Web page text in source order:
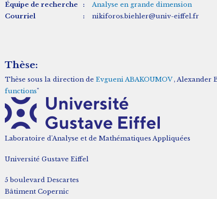
Équipe de recherche
:
Analyse en grande dimension
Courriel
: nikiforos.biehler@univ-eiffel.fr
Thèse:
Thèse sous la direction de Evgueni ABAKOUMOV, Alexander
functions"
Laboratoire d'Analyse et de Mathématiques Appliquées
Université Gustave Eiffel
5 boulevard Descartes
Bâtiment Copernic